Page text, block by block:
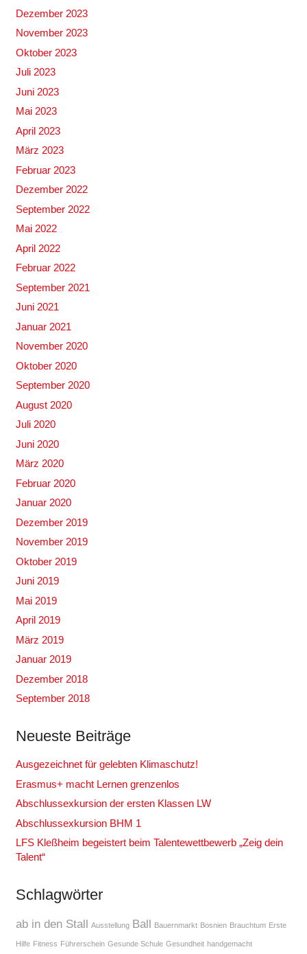
Dezember 2023
November 2023
Oktober 2023
Juli 2023
Juni 2023
Mai 2023
April 2023
März 2023
Februar 2023
Dezember 2022
September 2022
Mai 2022
April 2022
Februar 2022
September 2021
Juni 2021
Januar 2021
November 2020
Oktober 2020
September 2020
August 2020
Juli 2020
Juni 2020
März 2020
Februar 2020
Januar 2020
Dezember 2019
November 2019
Oktober 2019
Juni 2019
Mai 2019
April 2019
März 2019
Januar 2019
Dezember 2018
September 2018
Neueste Beiträge
Ausgezeichnet für gelebten Klimaschutz!
Erasmus+ macht Lernen grenzenlos
Abschlussexkursion der ersten Klassen LW
Abschlussexkursion BHM 1
LFS Kleßheim begeistert beim Talentewettbewerb „Zeig dein
Talent“
Schlagwörter
ab in den Stall Ausstellung Ball Bauernmarkt Bosnien Brauchtum Erste
Hilfe Fitness Führerschein Gesunde Schule Gesundheit handgemacht